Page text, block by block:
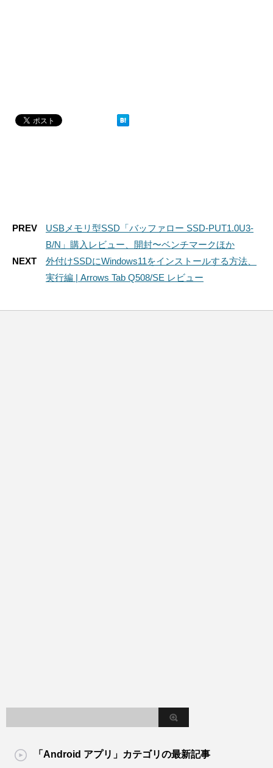
PREV
USBメモリ型SSD「バッファロー SSD-PUT1.0U3-
B/N」購入レビュー、開封〜ベンチマークほか
NEXT
外付けSSDにWindows11をインストールする方法、
実行編 | Arrows Tab Q508/SE レビュー
「Android アプリ」カテゴリの最新記事